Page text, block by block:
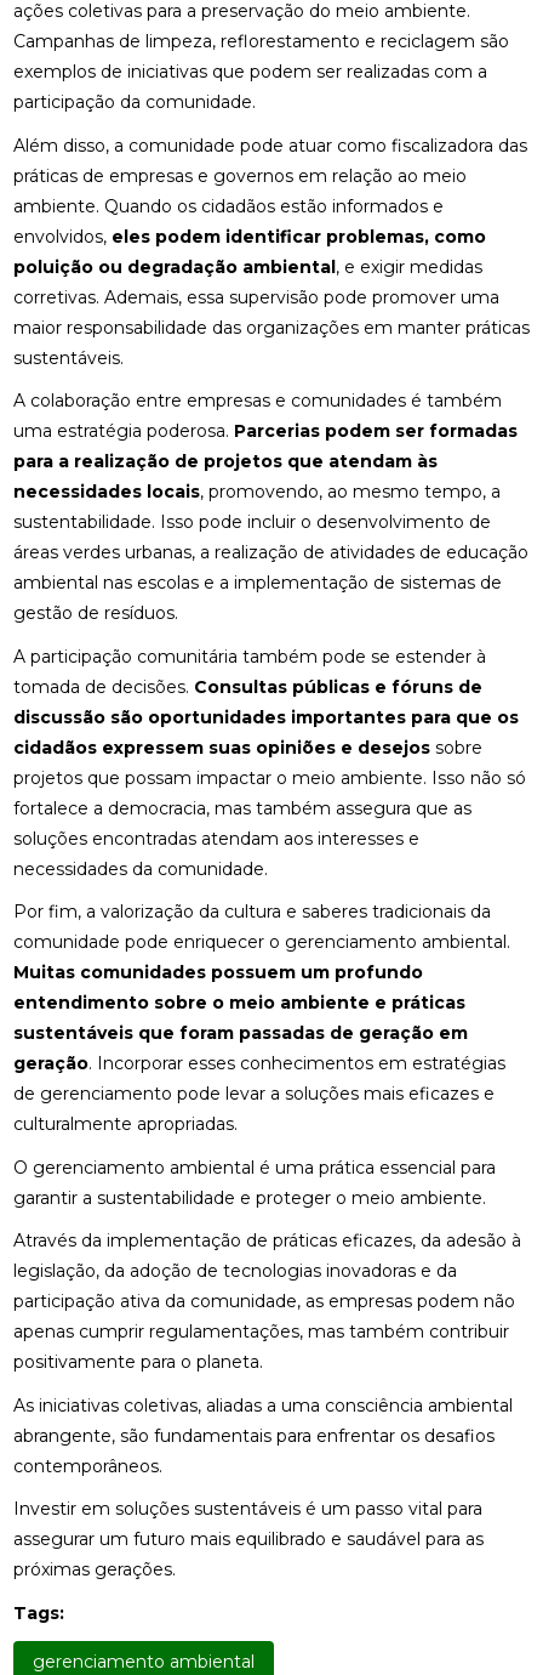
ações coletivas para a preservação do meio ambiente.
Campanhas de limpeza, reflorestamento e reciclagem são
exemplos de iniciativas que podem ser realizadas com a
participação da comunidade.
Além disso, a comunidade pode atuar como fiscalizadora das
práticas de empresas e governos em relação ao meio
ambiente. Quando os cidadãos estão informados e
envolvidos, eles podem identificar problemas, como
poluição ou degradação ambiental, e exigir medidas
corretivas. Ademais, essa supervisão pode promover uma
maior responsabilidade das organizações em manter práticas
sustentáveis.
A colaboração entre empresas e comunidades é também
uma estratégia poderosa. Parcerias podem ser formadas
para a realização de projetos que atendam às
necessidades locais, promovendo, ao mesmo tempo, a
sustentabilidade. Isso pode incluir o desenvolvimento de
áreas verdes urbanas, a realização de atividades de educação
ambiental nas escolas e a implementação de sistemas de
gestão de resíduos.
A participação comunitária também pode se estender à
tomada de decisões. Consultas públicas e fóruns de
discussão são oportunidades importantes para que os
cidadãos expressem suas opiniões e desejossobre
projetos que possam impactar o meio ambiente. Isso não só
fortalece a democracia, mas também assegura que as
soluções encontradas atendam aos interesses e
necessidades da comunidade.
Por fim, a valorização da cultura e saberes tradicionais da
comunidade pode enriquecer o gerenciamento ambiental.
Muitas comunidades possuem um profundo
entendimento sobre o meio ambiente e práticas
sustentáveis que foram passadas de geração em
geração. Incorporar esses conhecimentos em estratégias
de gerenciamento pode levar a soluções mais eficazes e
culturalmente apropriadas.
O gerenciamento ambiental é uma prática essencial para
garantir a sustentabilidade e proteger o meio ambiente.
Através da implementação de práticas eficazes, da adesão à
legislação, da adoção de tecnologias inovadoras e da
participação ativa da comunidade, as empresas podem não
apenas cumprir regulamentações, mas também contribuir
positivamente para o planeta.
As iniciativas coletivas, aliadas a uma consciência ambiental
abrangente, são fundamentais para enfrentar os desafios
contemporâneos.
Investir em soluções sustentáveis é um passo vital para
assegurar um futuro mais equilibrado e saudável para as
próximas gerações.
Tags:
gerenciamento ambiental